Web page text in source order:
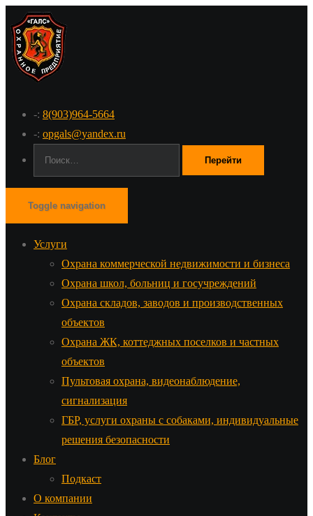
-: 8(903)964-5664
-: opgals@yandex.ru
Toggle navigation
Услуги
Охрана коммерческой недвижимости и бизнеса
Охрана школ, больниц и госучреждений
Охрана складов, заводов и производственных
объектов
Охрана ЖК, коттеджных поселков и частных
объектов
Пультовая охрана, видеонаблюдение,
сигнализация
ГБР, услуги охраны с собаками, индивидуальные
решения безопасности
Блог
Подкаст
О компании